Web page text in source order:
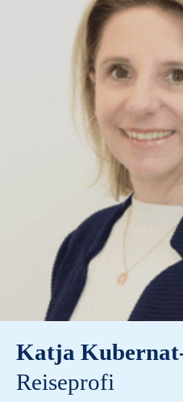
Katja
Reiseprofi